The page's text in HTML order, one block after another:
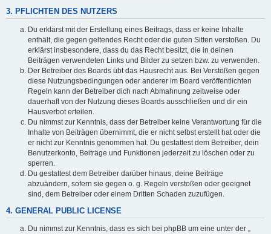
3. PFLICHTEN DES NUTZERS
Du erklärst mit der Erstellung eines Beitrags, dass er keine Inhalte
enthält, die gegen geltendes Recht oder die guten Sitten verstoßen. Du
erklärst insbesondere, dass du das Recht besitzt, die in deinen
Beiträgen verwendeten Links und Bilder zu setzen bzw. zu verwenden.
Der Betreiber des Boards übt das Hausrecht aus. Bei Verstößen gegen
diese Nutzungsbedingungen oder anderer im Board veröffentlichten
Regeln kann der Betreiber dich nach Abmahnung zeitweise oder
dauerhaft von der Nutzung dieses Boards ausschließen und dir ein
Hausverbot erteilen.
Du nimmst zur Kenntnis, dass der Betreiber keine Verantwortung für die
Inhalte von Beiträgen übernimmt, die er nicht selbst erstellt hat oder die
er nicht zur Kenntnis genommen hat. Du gestattest dem Betreiber, dein
Benutzerkonto, Beiträge und Funktionen jederzeit zu löschen oder zu
sperren.
Du gestattest dem Betreiber darüber hinaus, deine Beiträge
abzuändern, sofern sie gegen o. g. Regeln verstoßen oder geeignet
sind, dem Betreiber oder einem Dritten Schaden zuzufügen.
4. GENERAL PUBLIC LICENSE
Du nimmst zur Kenntnis, dass es sich bei phpBB um eine unter der „